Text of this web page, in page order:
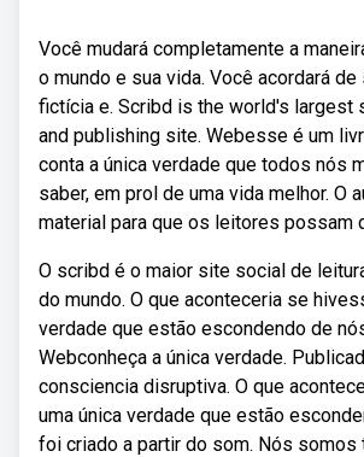
Você mudará completamente a
o mundo e sua vida. Você acordará
fictícia e. Scribd is the world's largest
and publishing site. Webesse é um
conta a única verdade que todos nós
saber, em prol de uma vida melhor. O
material para que os leitores possam
O scribd é o maior site social de
do mundo. O que aconteceria se
verdade que estão escondendo de
Webconheça a única verdade.
consciencia disruptiva. O que
uma única verdade que estão
foi criado a partir do som. Nós somos